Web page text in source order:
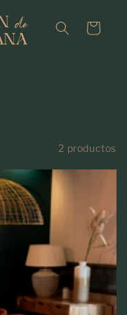
Carrito
2 productos